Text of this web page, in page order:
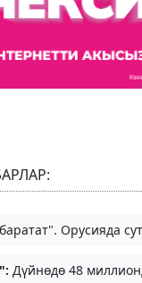
Орусияда
Дүйнөдө 48